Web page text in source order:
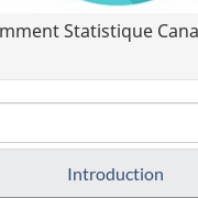
Statistique
Introduction